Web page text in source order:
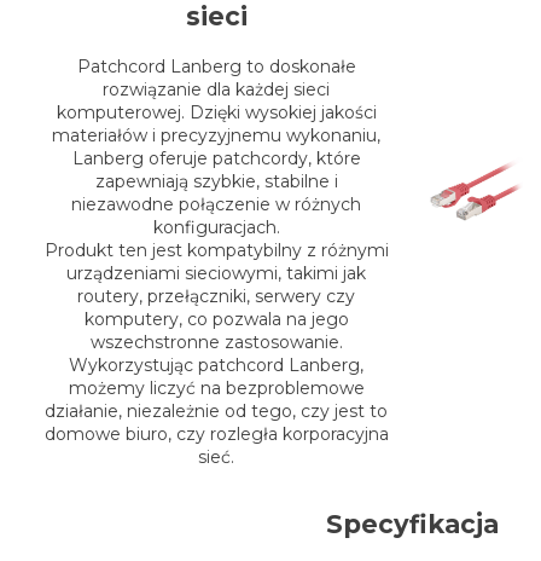
sieci
Patchcord Lanberg to doskonałe
rozwiązanie dla każdej sieci
komputerowej. Dzięki wysokiej jakości
materiałów i precyzyjnemu wykonaniu,
Lanberg oferuje patchcordy, które
zapewniają szybkie, stabilne i
niezawodne połączenie w różnych
konfiguracjach.
Produkt ten jest kompatybilny z różnymi
urządzeniami sieciowymi, takimi jak
routery, przełączniki, serwery czy
komputery, co pozwala na jego
wszechstronne zastosowanie.
Wykorzystując patchcord Lanberg,
możemy liczyć na bezproblemowe
działanie, niezależnie od tego, czy jest to
domowe biuro, czy rozległa korporacyjna
sieć.
Specyfikacja